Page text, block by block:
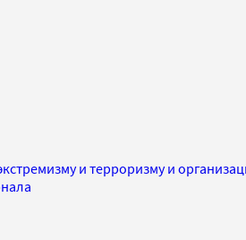
и терроризму и